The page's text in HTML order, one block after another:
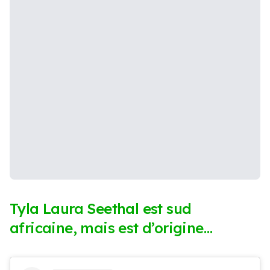
Tyla Laura Seethal est sud
africaine, mais est d’origine…